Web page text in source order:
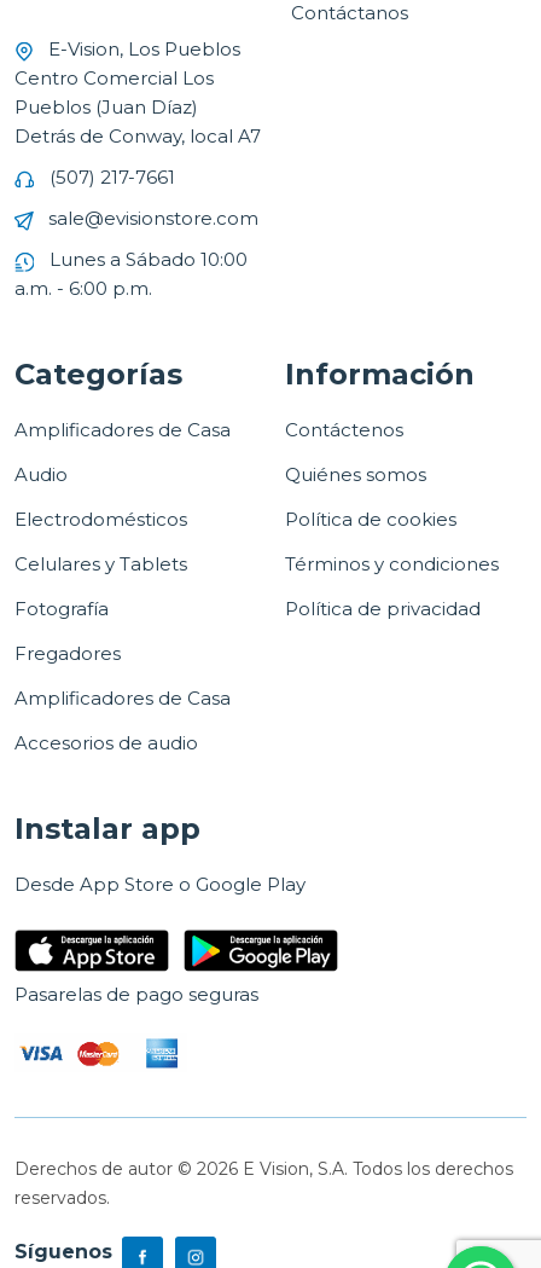
E-Vision, Los Pueblos
Centro Comercial Los
Pueblos (Juan Díaz)
Detrás de Conway, local A7
(507) 217-7661
sale@evisionstore.com
Lunes a Sábado 10:00
a.m. - 6:00 p.m.
Contáctanos
Categorías
Amplificadores de Casa
Audio
Electrodomésticos
Celulares y Tablets
Fotografía
Fregadores
Amplificadores de Casa
Accesorios de audio
Información
Contáctenos
Quiénes somos
Política de cookies
Términos y condiciones
Política de privacidad
Instalar app
Desde App Store o Google Play
Pasarelas de pago seguras
Derechos de autor © 2026 E Vision, S.A. Todos los derechos
reservados.
Síguenos